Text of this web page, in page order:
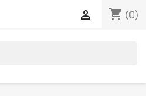
shopping_cart (0)
